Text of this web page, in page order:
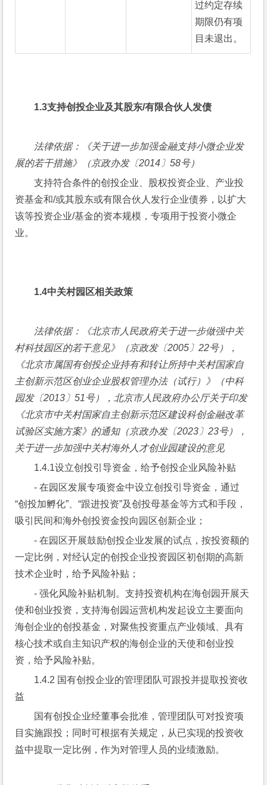
过约定存续
期限仍有项
目未退出。
1.3支持创投企业及其股东/有限合伙人发债
法律依据：《关于进一步加强金融支持小微企业发
展的若干措施》（京政办发〔2014 〕58号）
支持符合条件的创投企业、股权投资企业、产业投
资基金和/或其股东或有限合伙人发行企业债券，以扩大
该等投资企业/基金的资本规模，专项用于投资小微企
业。
1.4中关村园区相关政策
法律依据：《北京市人民政府关于进一步做强中关
村科技园区的若干意见》（京政发〔2005〕22号），
《北京市属国有创投企业持有和转让所持中关村国家自
主创新示范区创业企业股权管理办法（试行）》（中科
园发〔2013〕51号），北京市人民政府办公厅关于印发
《北京市中关村国家自主创新示范区建设科创金融改革
试验区实施方案》的通知（京政办发〔2023〕23号），
关于进一步加强中关村海外人才创业园建设的意见
1.4.1设立创投引导资金，给予创投企业风险补贴
- 在园区发展专项资金中设立创投引导资金，通过
“创投加孵化”、“跟进投资”及创投母基金等方式和手段，
吸引民间和海外创投资金投向园区创新企业；
- 在园区开展鼓励创投企业发展的试点，按投资额的
一定比例，对经认定的创投企业投资园区初创期的高新
技术企业时，给予风险补贴；
- 强化风险补贴机制。支持投资机构在海创园开展天
使和创业投资，支持海创园运营机构发起设立主要面向
海创企业的创投基金，对聚焦投资重点产业领域、具有
核心技术或自主知识产权的海创企业的天使和创业投
资，给予风险补贴。
1.4.2 国有创投企业的管理团队可跟投并提取投资收
益
国有创投企业经董事会批准，管理团队可对投资项
目实施跟投；同时可根据有关规定，从已实现的投资收
益中提取一定比例，作为对管理人员的业绩激励。